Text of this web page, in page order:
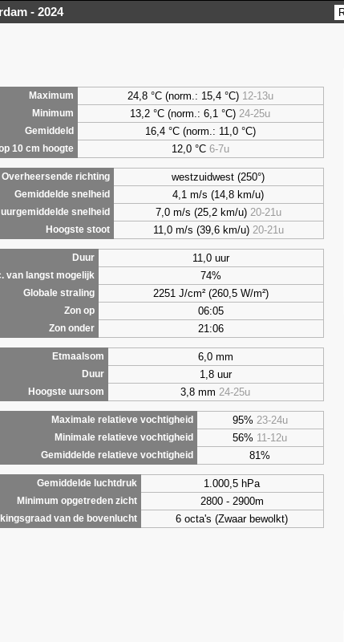
- 2024
Maximum
24,8 °C (norm.: 15,4 °C) 12-13u
Minimum 13,2 °C (norm.: 6,1 °C) 24-25u
Gemiddeld 16,4 °C (norm.: 11,0 °C)
10 cm hoogte 12,0 °C 6-7u
Overheersende richting
westzuidwest (250°)
Gemiddelde snelheid 4,1 m/s (14,8 km/u)
snelheid 7,0 m/s (25,2 km/u) 20-21u
Hoogste stoot 11,0 m/s (39,6 km/u) 20-21u
Duur
11,0 uur
van langst mogelijk 74%
Globale straling 2251 J/cm² (260,5 W/m²)
Zon op 06:05
Zon onder 21:06
Etmaalsom
6,0 mm
Duur 1,8 uur
Hoogste uursom 3,8 mm 24-25u
Maximale relatieve vochtigheid
95% 23-24u
Minimale relatieve vochtigheid 56% 11-12u
Gemiddelde relatieve vochtigheid 81%
Gemiddelde luchtdruk
1.000,5 hPa
Minimum opgetreden zicht 2800 - 2900m
van de bovenlucht 6 octa's (Zwaar bewolkt)